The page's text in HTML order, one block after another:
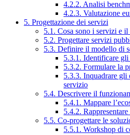
4.2.2. Analisi
4.2.3. Valutazione
5. Progettazione dei servizi
5.1. Cosa sono i servizi e il
5.2. Progettare servizi
5.3. Definire il modello di
5.3.1. Identificare
5.3.2. Formulare la
5.3.3. Inquadrare gli
servizio
5.4. Descrivere il
5.4.1. Mappare
5.4.2.
5.5. Co-progettare le
5.5.1. Workshop di